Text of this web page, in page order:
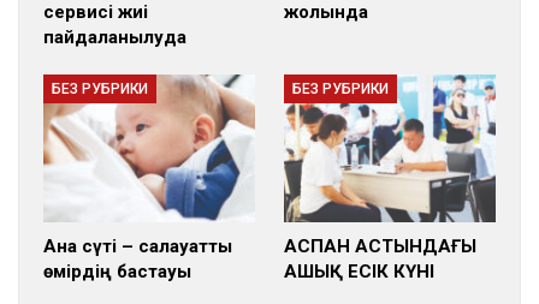
сервисі жиі
пайдаланылуда
жолында
БЕЗ РУБРИКИ
Ана сүті – салауатты
өмірдің бастауы
БЕЗ РУБРИКИ
АСПАН АСТЫНДАҒЫ
АШЫҚ ЕСІК КҮНІ